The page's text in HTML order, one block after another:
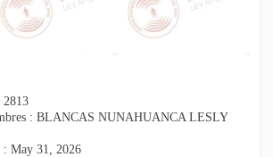
2813
: BLANCAS NUNAHUANCA LESLY
: May 31, 2026